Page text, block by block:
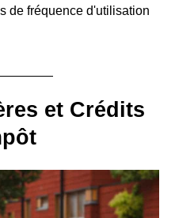
de fréquence d'utilisation
et Crédits